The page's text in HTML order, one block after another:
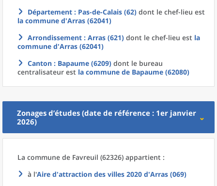
Département : Pas-de-Calais (62) dont le chef-lieu est
la commune d'Arras (62041)
Arrondissement : Arras (621) dont le chef-lieu est la
commune d'Arras (62041)
Canton : Bapaume (6209) dont le bureau
centralisateur est la commune de Bapaume (62080)
Zonages d’études (date de référence : 1er janvier
2026)
La commune de Favreuil (62326) appartient :
à l'Aire d'attraction des villes 2020 d'Arras (069)